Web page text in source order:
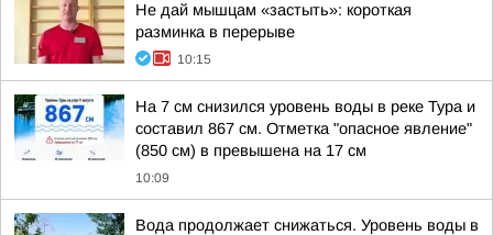
Не дай мышцам «застыть»: короткая
разминка в перерыве
10:15
На 7 см снизился уровень воды в реке Тура и
составил 867 см. Отметка "опасное явление"
(850 см) в превышена на 17 см
10:09
Вода продолжает снижаться. Уровень воды в